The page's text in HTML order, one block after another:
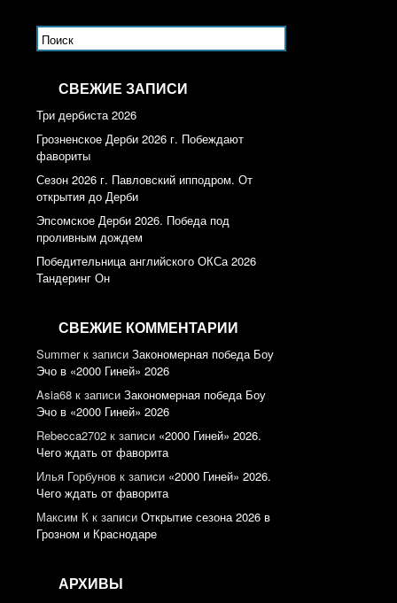
СВЕЖИЕ ЗАПИСИ
Три дербиста 2026
Грозненское Дерби 2026 г. Побеждают
фавориты
Сезон 2026 г. Павловский ипподром. От
открытия до Дерби
Эпсомское Дерби 2026. Победа под
проливным дождем
Победительница английского ОКСа 2026
Тандеринг Он
СВЕЖИЕ КОММЕНТАРИИ
Summerк записи Закономерная победа Боу
Эчо в «2000 Гиней» 2026
Asia68 к записи Закономерная победа Боу
Эчо в «2000 Гиней» 2026
Rebecca2702 к записи «2000 Гиней» 2026.
Чего ждать от фаворита
Илья Горбунов к записи «2000 Гиней» 2026.
Чего ждать от фаворита
Максим К к записи Открытие сезона 2026 в
Грозном и Краснодаре
АРХИВЫ